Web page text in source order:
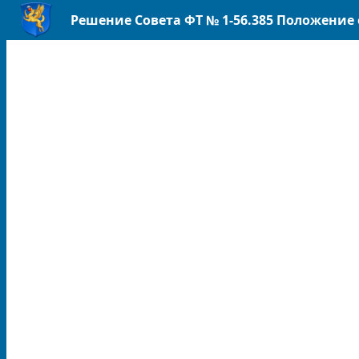
Решение Совета ФТ № 1-56.385